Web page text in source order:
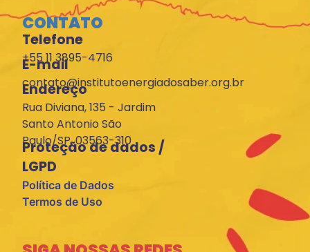
CONTATO
Telefone
+55 11 3895-4716
E-mail
contato@institutoenergiadosaber.org.br
Endereço
Rua Diviana, 135 - Jardim
Santo Antonio São
Paulo/SP, 03563-310
Proteção de dados /
LGPD
Política de Dados
Termos de Uso